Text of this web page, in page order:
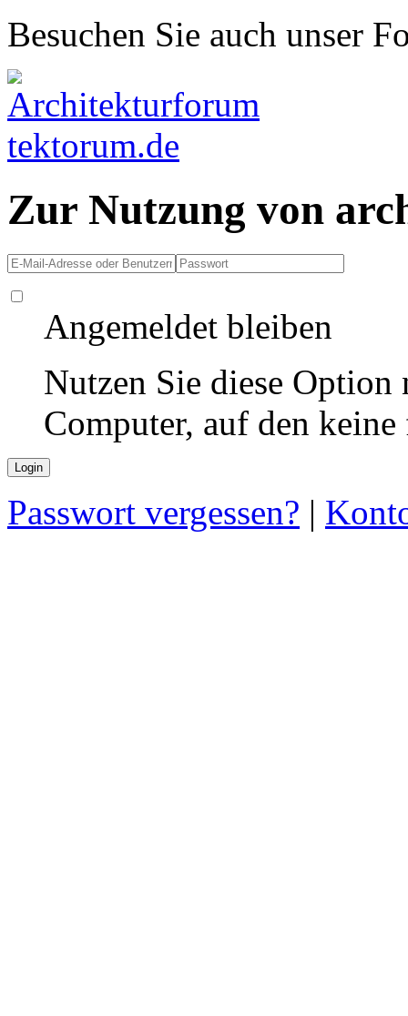
Besuchen Sie auch unser
Zur Nutzung von
Angemeldet bleiben
Nutzen Sie diese
Computer, auf den
Passwort vergessen? |